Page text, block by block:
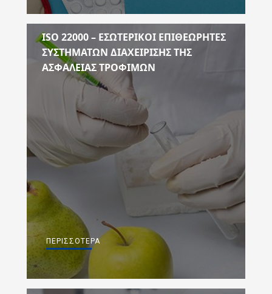
ISO 22000 – ΕΣΩΤΕΡΙΚΟΙ ΕΠΙΘΕΩΡΗΤΕΣ
ΣΥΣΤΗΜΑΤΩΝ ΔΙΑΧΕΙΡΙΣΗΣ ΤΗΣ
ΑΣΦΑΛΕΙΑΣ ΤΡΟΦΙΜΩΝ
ΠΕΡΙΣΣΌΤΕΡΑ